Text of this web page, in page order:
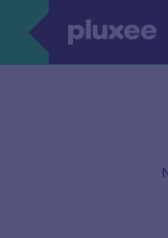
Aller au contenu